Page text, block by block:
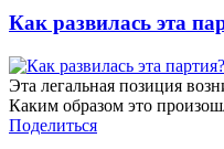
Как развилась эта
Эта легальная позиция
Каким образом это
Поделиться